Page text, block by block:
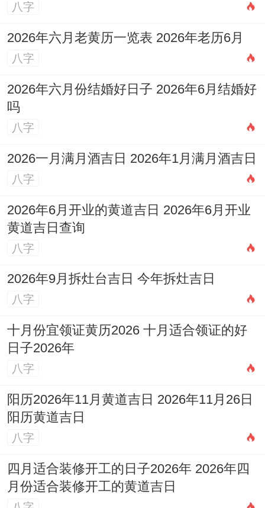
八字
2026年六月老黄历一览表 2026年老历6月
八字
2026年六月份结婚好日子 2026年6月结婚好
吗
八字
2026一月满月酒吉日 2026年1月满月酒吉日
八字
2026年6月开业的黄道吉日 2026年6月开业
黄道吉日查询
八字
2026年9月拆灶台吉日 今年拆灶吉日
八字
十月份宜领证黄历2026 十月适合领证的好
日子2026年
八字
阳历2026年11月黄道吉日 2026年11月26日
阳历黄道吉日
八字
四月适合装修开工的日子2026年 2026年四
月份适合装修开工的黄道吉日